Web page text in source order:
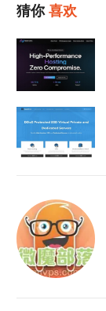
猜你喜欢